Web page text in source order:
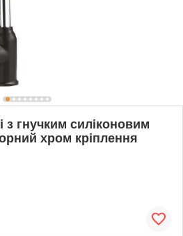
з гнучким силіконовим
хром кріплення